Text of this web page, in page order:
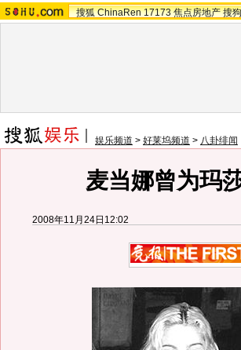
搜狐 ChinaRen 17173 焦点房地产 搜狗
娱乐频道 > 好莱坞频道 > 八卦绯闻
麦当娜曾为玛
2008年11月24日12:02